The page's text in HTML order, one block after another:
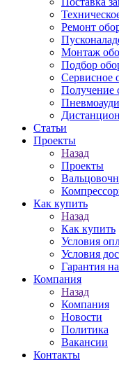
Ремонт
Монтаж
Подбор
Сервисное
Получение
Статьи
Проекты
Назад
Проекты
Как купить
Назад
Как купить
Условия
Условия
Гарантия
Компания
Назад
Компания
Новости
Политика
Вакансии
Контакты